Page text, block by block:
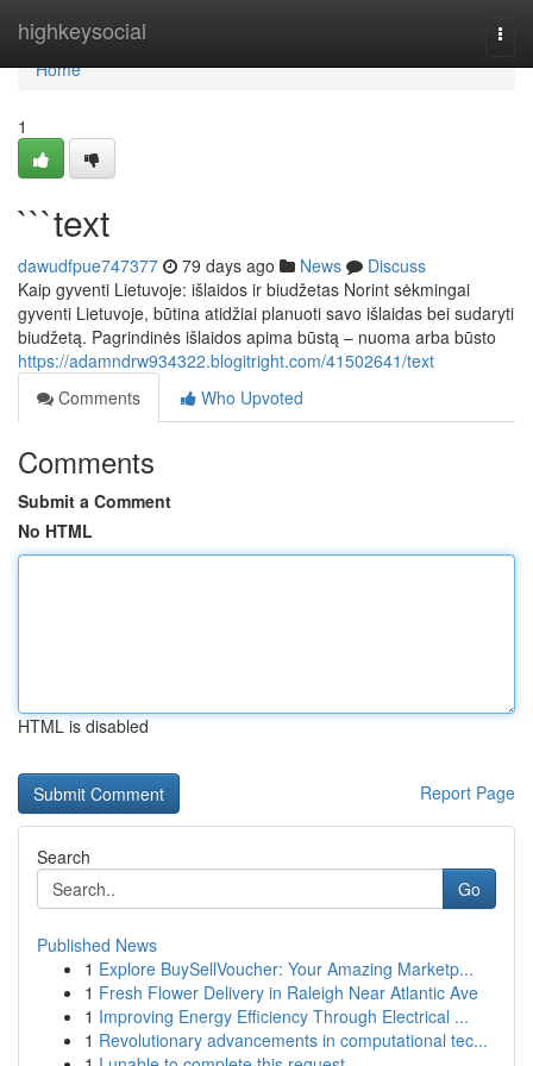
highkeysocial
Home
Home
1
```text
dawudfpue747377 79 days ago News
Discuss
Kaip gyventi Lietuvoje: išlaidos ir biudžetas Norint sėkmingai
gyventi Lietuvoje, būtina atidžiai planuoti savo išlaidas bei sudaryti
biudžetą. Pagrindinės išlaidos apima būstą – nuoma arba būsto
https://adamndrw934322.blogitright.com/41502641/text
Comments
Who Upvoted
Comments
Submit a Comment
No HTML
HTML is disabled
Report Page
Search
Go
Published News
1 Explore BuySellVoucher: Your Amazing Marketp...
1 Fresh Flower Delivery in Raleigh Near Atlantic Ave
1 Improving Energy Efficiency Through Electrical ...
1 Revolutionary advancements in computational tec...